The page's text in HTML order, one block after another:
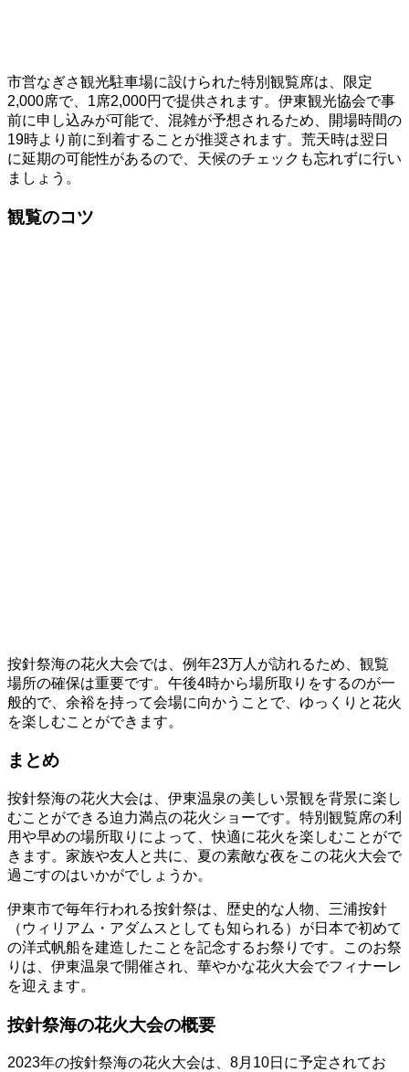
市営なぎさ観光駐車場に設けられた特別観覧席は、限定
2,000席で、1席2,000円で提供されます。伊東観光協会で事
前に申し込みが可能で、混雑が予想されるため、開場時間の
19時より前に到着することが推奨されます。荒天時は翌日
に延期の可能性があるので、天候のチェックも忘れずに行い
ましょう。
観覧のコツ
按針祭海の花火大会では、例年23万人が訪れるため、観覧
場所の確保は重要です。午後4時から場所取りをするのが一
般的で、余裕を持って会場に向かうことで、ゆっくりと花火
を楽しむことができます。
まとめ
按針祭海の花火大会は、伊東温泉の美しい景観を背景に楽し
むことができる迫力満点の花火ショーです。特別観覧席の利
用や早めの場所取りによって、快適に花火を楽しむことがで
きます。家族や友人と共に、夏の素敵な夜をこの花火大会で
過ごすのはいかがでしょうか。
伊東市で毎年行われる按針祭は、歴史的な人物、三浦按針
（ウィリアム・アダムスとしても知られる）が日本で初めて
の洋式帆船を建造したことを記念するお祭りです。このお祭
りは、伊東温泉で開催され、華やかな花火大会でフィナーレ
を迎えます。
按針祭海の花火大会の概要
2023年の按針祭海の花火大会は、8月10日に予定されてお